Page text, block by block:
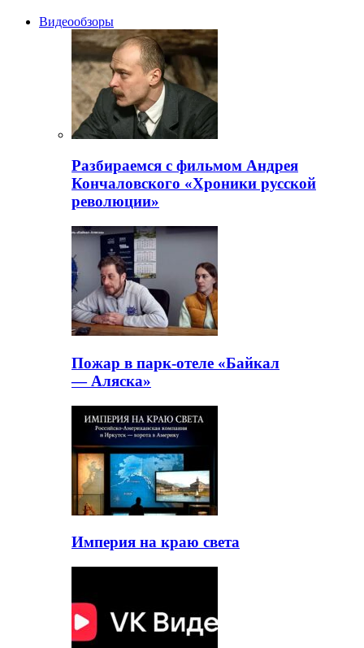
Видеообзоры
Разбираемся с фильмом Андрея
Кончаловского «Хроники русской
революции»
Пожар в парк-отеле «Байкал
— Аляска»
Империя на краю света